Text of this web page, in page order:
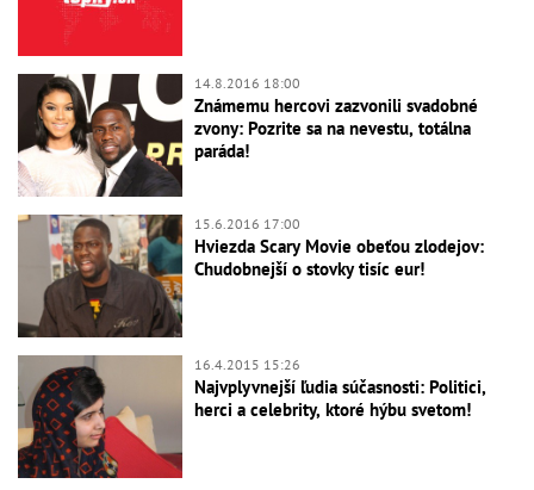
14.8.2016 18:00
Známemu hercovi zazvonili svadobné
zvony: Pozrite sa na nevestu, totálna
paráda!
15.6.2016 17:00
Hviezda Scary Movie obeťou zlodejov:
Chudobnejší o stovky tisíc eur!
16.4.2015 15:26
Najvplyvnejší ľudia súčasnosti: Politici,
herci a celebrity, ktoré hýbu svetom!